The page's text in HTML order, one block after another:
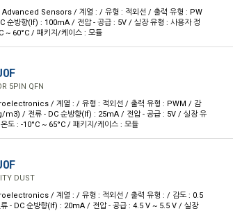
Sensors / 계열 : / 유형 : 적외선 / 출력 유형 : PW
순방향(If) : 100mA / 전압 - 공급 : 5V / 실장 유형 : 사용자 정
~ 60°C / 패키지/케이스 : 모듈
5PIN QFN
/ 계열 : / 유형 : 적외선 / 출력 유형 : PWM / 감
/ 전류 - DC 순방향(If) : 25mA / 전압 - 공급 : 5V / 실장 유
도 : -10°C ~ 65°C / 패키지/케이스 : 모듈
DUST
/ 계열 : / 유형 : 적외선 / 출력 유형 : / 감도 : 0.5
- DC 순방향(If) : 20mA / 전압 - 공급 : 4.5 V ~ 5.5 V / 실장